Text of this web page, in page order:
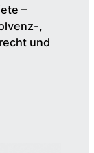
–
,
und